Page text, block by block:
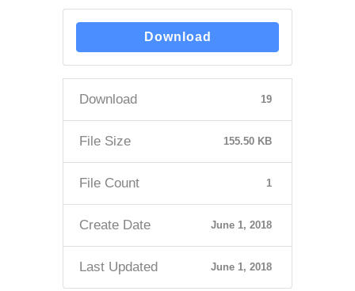
Download
Download 19
File Size 155.50 KB
File Count 1
Create Date June 1, 2018
Last Updated June 1, 2018